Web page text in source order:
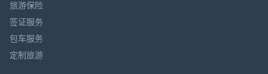
旅游保险
签证服务
包车服务
定制旅游